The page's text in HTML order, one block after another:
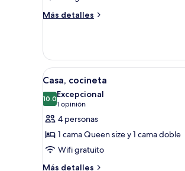
habitación,
Más detalles
Más
1
habitación,
cocineta
Abrir
todas
las
fotos
de
Casa,
cocineta
Una
5
Casa, cocineta
10.010.0 de 10
Excepcional
1 opinión
(1
opinión)
4 personas
1 cama Queen size y 1 cama doble
Wifi gratuito
Más detalles
Más